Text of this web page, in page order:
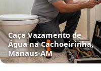
Caça Vazamento de
Água na Cachoeirinha,
Manaus‑AM